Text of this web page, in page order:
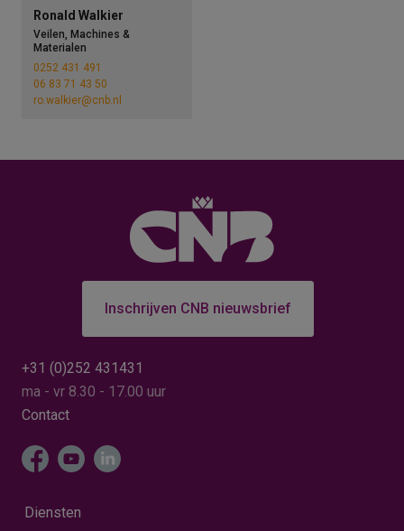
Ronald Walkier
Veilen, Machines &
Materialen
0252 431 491
06 83 71 43 50
ro.walkier@cnb.nl
Inschrijven CNB nieuwsbrief
+31 (0)252 431431
ma - vr 8.30 - 17.00 uur
Contact
Diensten